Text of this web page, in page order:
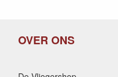
OVER ONS